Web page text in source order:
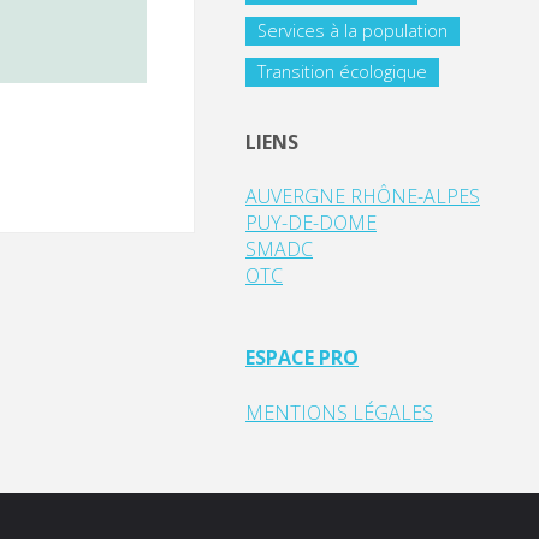
Services à la population
Transition écologique
LIENS
AUVERGNE RHÔNE-ALPES
PUY-DE-DOME
SMADC
OTC
ESPACE PRO
MENTIONS LÉGALES